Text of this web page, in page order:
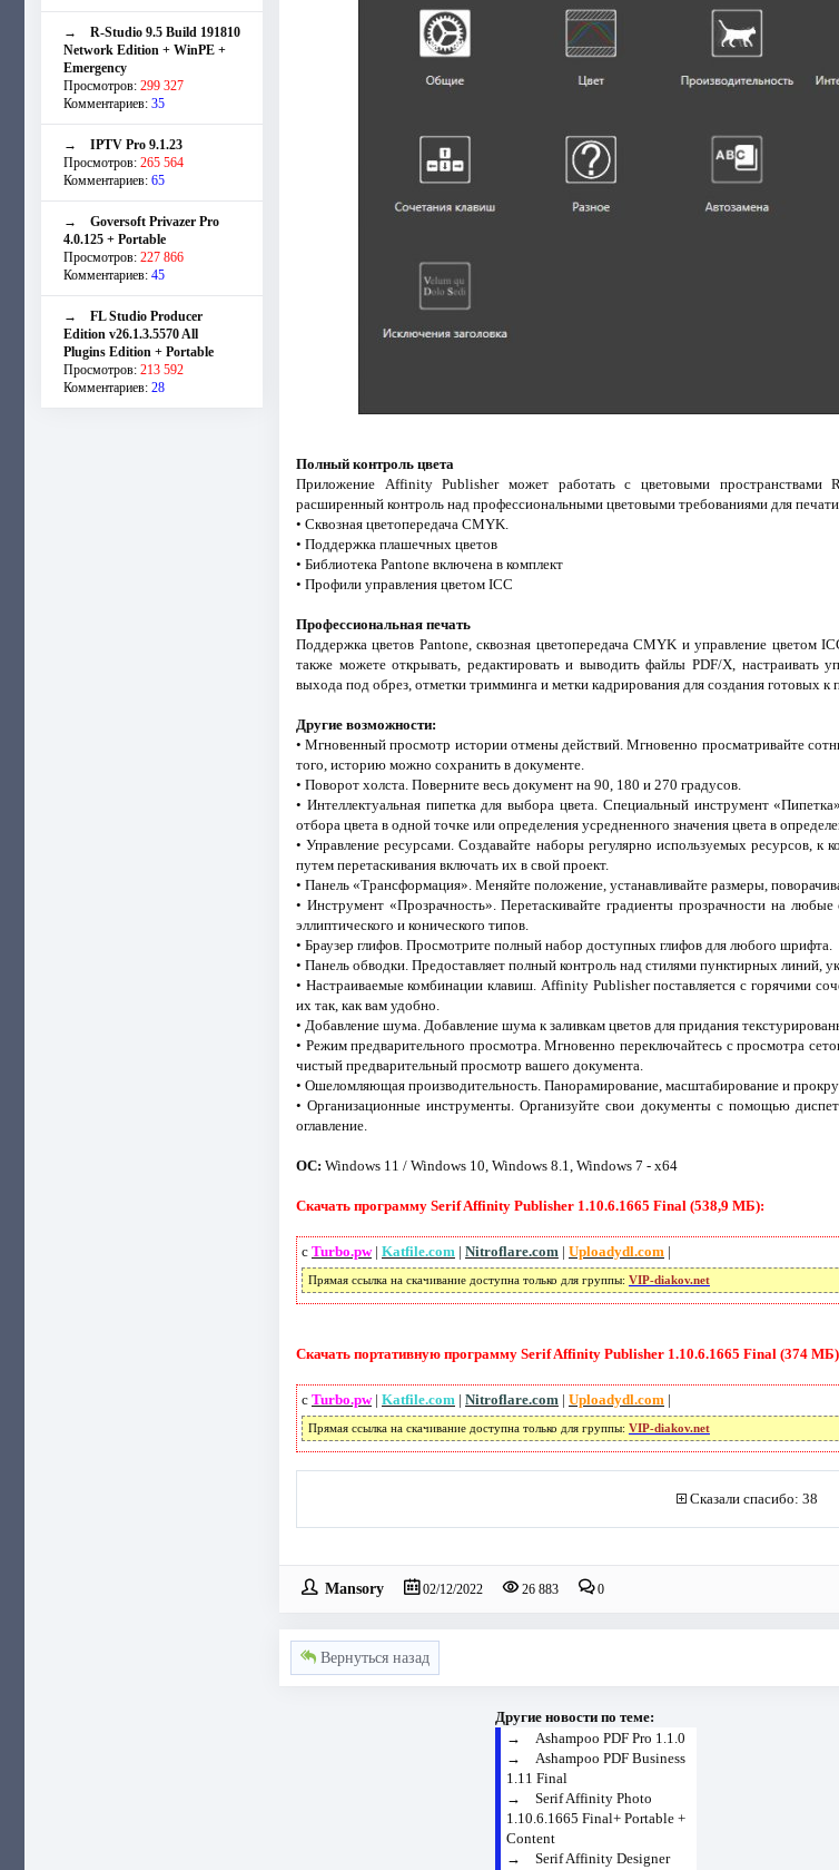
→ R-Studio 9.5 Build 191810
Network Edition + WinPE +
Emergency
Просмотров: 299 327
Комментариев: 35
→ IPTV Pro 9.1.23
Просмотров: 265 564
Комментариев: 65
→ Goversoft Privazer Pro
4.0.125 + Portable
Просмотров: 227 866
Комментариев: 45
→ FL Studio Producer
Edition v26.1.3.5570 All
Plugins Edition + Portable
Просмотров: 213 592
Комментариев: 28
Полный контроль цвета
Приложение Affinity Publisher может работать с цветовыми пространствами
расширенный контроль над профессиональными цветовыми требованиями для печати.
• Сквозная цветопередача CMYK.
• Поддержка плашечных цветов
• Библиотека Pantone включена в комплект
• Профили управления цветом ICC
Профессиональная печать
Поддержка цветов Pantone, сквозная цветопередача CMYK и управление
также можете открывать, редактировать и выводить файлы PDF/X, настраивать
выхода под обрез, отметки тримминга и метки кадрирования для создания готовых к
Другие возможности:
• Мгновенный просмотр истории отмены действий. Мгновенно просматривайте
того, историю можно сохранить в документе.
• Поворот холста. Поверните весь документ на 90, 180 и 270 градусов.
• Интеллектуальная пипетка для выбора цвета. Специальный инструмент
отбора цвета в одной точке или определения усредненного значения цвета в
• Управление ресурсами. Создавайте наборы регулярно используемых ресурсов,
путем перетаскивания включать их в свой проект.
• Панель «Трансформация». Меняйте положение, устанавливайте размеры,
• Инструмент «Прозрачность». Перетаскивайте градиенты прозрачности на
эллиптического и конического типов.
• Браузер глифов. Просмотрите полный набор доступных глифов для любого шрифта.
• Панель обводки. Предоставляет полный контроль над стилями пунктирных линий,
• Настраиваемые комбинации клавиш. Affinity Publisher поставляется с горячими
их так, как вам удобно.
• Добавление шума. Добавление шума к заливкам цветов для придания
• Режим предварительного просмотра. Мгновенно переключайтесь с просмотра
чистый предварительный просмотр вашего документа.
• Ошеломляющая производительность. Панорамирование, масштабирование и
• Организационные инструменты. Организуйте свои документы с помощью
оглавление.
ОС: Windows 11 / Windows 10, Windows 8.1, Windows 7 - x64
Скачать программу Serif Affinity Publisher 1.10.6.1665 Final (538,9 МБ):
с Turbo.pw| Katfile.com | Nitroflare.com | Uploadydl.com |
Прямая ссылка на скачивание доступна только для группы: VIP-diakov.net
Скачать портативную программу Serif Affinity Publisher 1.10.6.1665 Final (374
с Turbo.pw| Katfile.com | Nitroflare.com | Uploadydl.com |
Прямая ссылка на скачивание доступна только для группы: VIP-diakov.net
Сказали спасибо: 38
Mansory 02/12/2022 26 883 0
Вернуться назад
Другие новости по теме:
→Ashampoo PDF Pro 1.1.0
→Ashampoo PDF Business
1.11 Final
→Serif Affinity Photo
1.10.6.1665 Final+ Portable +
Content
→Serif Affinity Designer